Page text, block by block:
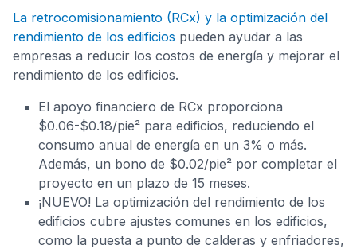
La retrocomisionamiento (RCx) y la optimización del
rendimiento de los edificios pueden ayudar a las
empresas a reducir los costos de energía y mejorar el
rendimiento de los edificios.
El apoyo financiero de RCx proporciona
$0.06-$0.18/pie² para edificios, reduciendo el
consumo anual de energía en un 3% o más.
Además, un bono de $0.02/pie² por completar el
proyecto en un plazo de 15 meses.
¡NUEVO! La optimización del rendimiento de los
edificios cubre ajustes comunes en los edificios,
como la puesta a punto de calderas y enfriadores,